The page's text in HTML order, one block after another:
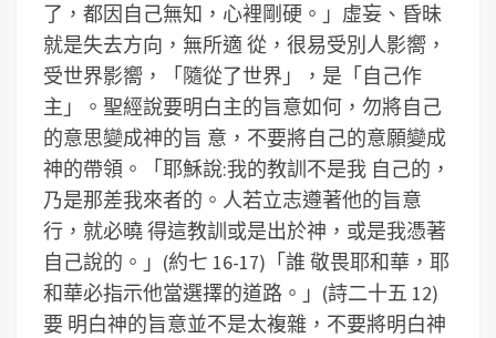
了，都因自己無知，心裡剛硬。」虛妄、昏昧
就是失去方向，無所適 從，很易受別人影嚮，
受世界影嚮，「隨從了世界」，是「自己作
主」。聖經說要明白主的旨意如何，勿將自己
的意思變成神的旨 意，不要將自己的意願變成
神的帶領。「耶穌說:我的教訓不是我 自己的，
乃是那差我來者的。人若立志遵著他的旨意
行，就必曉 得這教訓或是出於神，或是我憑著
自己說的。」(約七 16-17)「誰 敬畏耶和華，耶
和華必指示他當選擇的道路。」(詩二十五 12)
要 明白神的旨意並不是太複雜，不要將明白神